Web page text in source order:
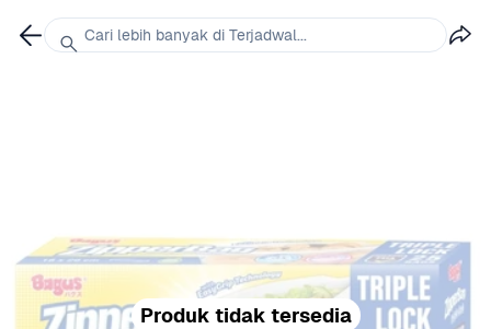
Produk tidak tersedia
Cari lebih banyak di Terjadwal...